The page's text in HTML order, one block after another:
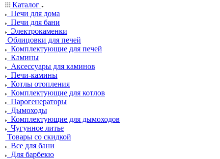
Каталог
Печи для дома
Печи для бани
Электрокаменки
Облицовки для печей
Комплектующие для печей
Камины
Аксессуары для каминов
Печи-камины
Котлы отопления
Комплектующие для котлов
Парогенераторы
Дымоходы
Комплектующие для дымоходов
Чугунное литье
Товары со скидкой
Все для бани
Для барбекю